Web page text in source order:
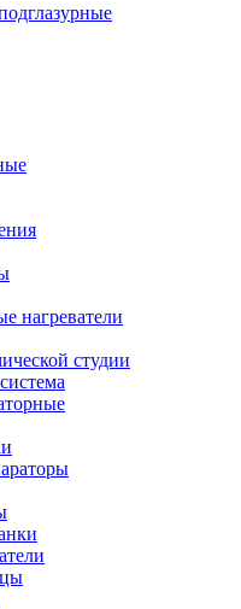
нагреватели
студии